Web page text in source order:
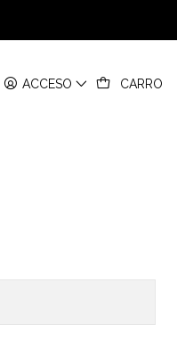
ACCESO CARRO